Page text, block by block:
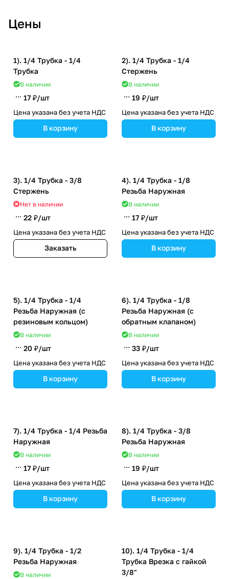
Цены
1). 1/4 Трубка - 1/4
Трубка
В наличии
17 ₽/шт
Цена указана без учета НДС
В корзину
2). 1/4 Трубка - 1/4
Стержень
В наличии
19 ₽/шт
Цена указана без учета НДС
В корзину
3). 1/4 Трубка - 3/8
Стержень
Нет в наличии
22 ₽/шт
Цена указана без учета НДС
Заказать
4). 1/4 Трубка - 1/8
Резьба Наружная
В наличии
17 ₽/шт
Цена указана без учета НДС
В корзину
5). 1/4 Трубка - 1/4
Резьба Наружная (с
резиновым кольцом)
В наличии
20 ₽/шт
Цена указана без учета НДС
В корзину
6). 1/4 Трубка - 1/8
Резьба Наружная (с
обратным клапаном)
В наличии
33 ₽/шт
Цена указана без учета НДС
В корзину
7). 1/4 Трубка - 1/4 Резьба
Наружная
В наличии
17 ₽/шт
Цена указана без учета НДС
В корзину
8). 1/4 Трубка - 3/8
Резьба Наружная
В наличии
19 ₽/шт
Цена указана без учета НДС
В корзину
9). 1/4 Трубка - 1/2
Резьба Наружная
В наличии
10). 1/4 Трубка - 1/4
Трубка Врезка с гайкой
3/8"